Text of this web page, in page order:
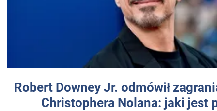
Robert Downey Jr. odmówił
Christophera Nolana: jaki jest